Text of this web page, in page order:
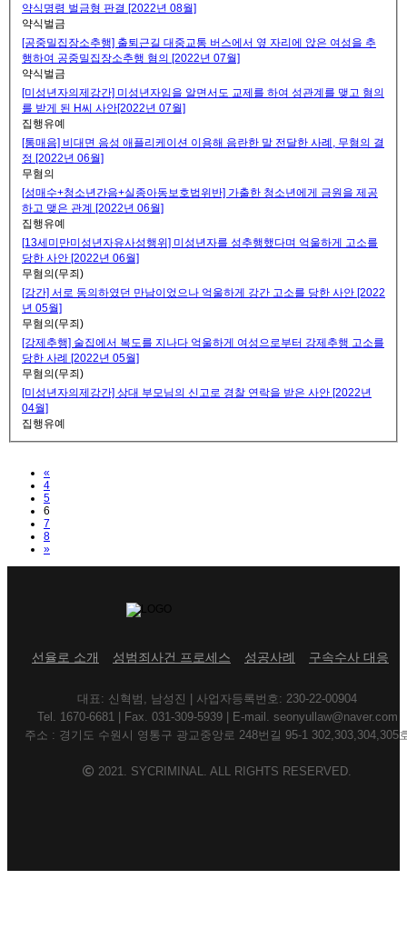
약식명령 벌금형 판결 [2022년 08월]
약식벌금
[공중밀집장소추행] 출퇴근길 대중교통 버스에서 옆 자리에 앉은 여성을 추
행하여 공중밀집장소추행 혐의 [2022년 07월]
약식벌금
[미성년자의제강간] 미성년자임을 알면서도 교제를 하여 성관계를 맺고 혐의
를 받게 된 H씨 사안[2022년 07월]
집행유예
[통매음] 비대면 음성 애플리케이션 이용해 음란한 말 전달한 사례, 무혐의 결
정 [2022년 06월]
무혐의
[성매수+청소년간음+실종아동보호법위반] 가출한 청소년에게 금원을 제공
하고 맺은 관계 [2022년 06월]
집행유예
[13세미만미성년자유사성행위] 미성년자를 성추행했다며 억울하게 고소를
당한 사안 [2022년 06월]
무혐의(무죄)
[강간] 서로 동의하였던 만남이었으나 억울하게 강간 고소를 당한 사안 [2022
년 05월]
무혐의(무죄)
[강제추행] 술집에서 복도를 지나다 억울하게 여성으로부터 강제추행 고소를
당한 사례 [2022년 05월]
무혐의(무죄)
[미성년자의제강간] 상대 부모님의 신고로 경찰 연락을 받은 사안 [2022년
04월]
집행유예
«
4
5
6
7
8
»Next
선율로 소개 성범죄사건 프로세스 성공사례 구속수사 대응
대표: 신혁범, 남성진 | 사업자등록번호: 230-22-00904
Tel. 1670-6681 | Fax. 031-309-5939 | E-mail. seonyullaw@naver.com
주소 : 경기도 수원시 영통구 광교중앙로 248번길 95-1 302,303,304,305
2021. SYCRIMINAL. ALL RIGHTS RESERVED.